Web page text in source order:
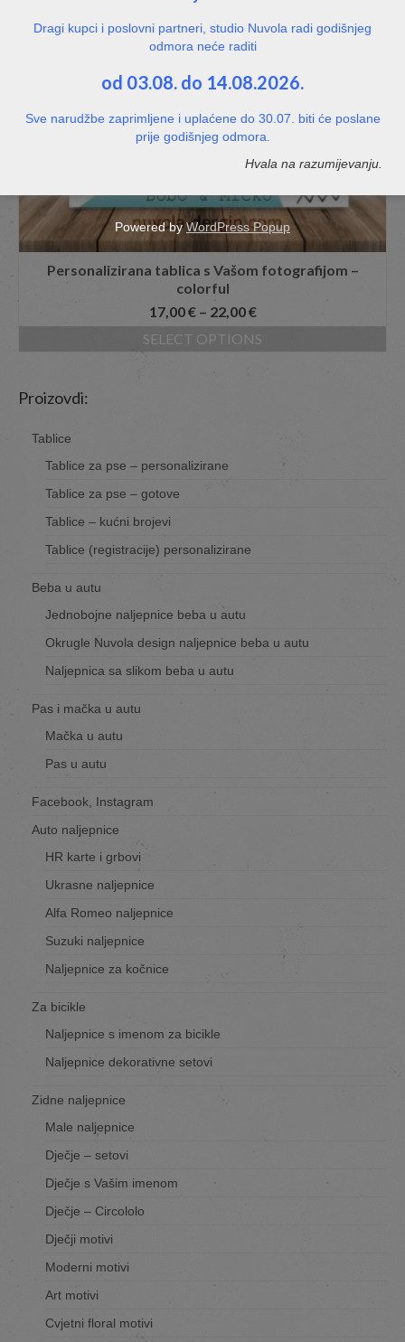
Personalizirana tablica s Vašom fotografijom –
colorful
17,00€– 22,00€
SELECT OPTIONS
Proizovdi:
Tablice
Tablice za pse – personalizirane
Tablice za pse – gotove
Tablice – kućni brojevi
Tablice (registracije) personalizirane
Beba u autu
Jednobojne naljepnice beba u autu
Okrugle Nuvola design naljepnice beba u autu
Naljepnica sa slikom beba u autu
Pas i mačka u autu
Mačka u autu
Pas u autu
Facebook, Instagram
Auto naljepnice
HR karte i grbovi
Ukrasne naljepnice
Alfa Romeo naljepnice
Suzuki naljepnice
Naljepnice za kočnice
Za bicikle
Naljepnice s imenom za bicikle
Naljepnice dekorativne setovi
Zidne naljepnice
Male naljepnice
Dječje – setovi
Dječje s Vašim imenom
Dječje – Circololo
Dječji motivi
Moderni motivi
Art motivi
Cvjetni floral motivi
Dragi kupci i poslovni partneri, studio Nuvola radi godišnjeg
odmora neće raditi
od 03.08. do 14.08.2026.
Sve narudžbe zaprimljene i uplaćene do 30.07. biti će poslane
prije godišnjeg odmora.
Hvala na razumijevanju.
Powered byWordPress Popup